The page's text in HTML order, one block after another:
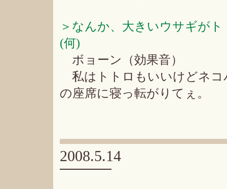
＞なんか、大きいウサギが
(何)
ボョーン（効果音）
私はトトロもいいけどネコ
の座席に寝っ転がりてぇ。
2008.5.14